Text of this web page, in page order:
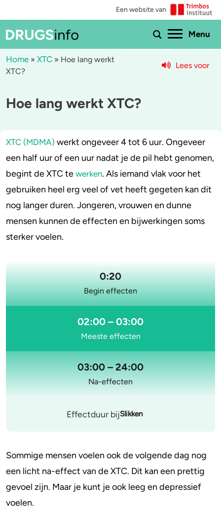
Een website van
Menu
Bekijk alle drugs
Cannabis
Cocaïne
Speed
GHB
Paddo’s en truffels
Ayahuasca
Benzodiazepines
Poppers
Zwangerschap
Drugs & de wet
Combinaties & medicijnen
Zorgen om iemand
Trends & Cijfers
Check je gebruik
Stel een vraag
Home » XTC » Hoe lang werkt
XTC?
Lees voor
Hoe lang werkt XTC?
XTC (MDMA) werkt ongeveer 4 tot 6 uur. Ongeveer
een half uur of een uur nadat je de pil hebt genomen,
begint de XTC te werken. Als iemand vlak voor het
gebruiken heel erg veel of vet heeft gegeten kan dit
nog langer duren. Jongeren, vrouwen en dunne
mensen kunnen de effecten en bijwerkingen soms
sterker voelen.
0:20
Begin effecten
02:00 – 03:00
Meeste effecten
03:00 – 24:00
Na-effecten
Effectduur bijSlikken
Sommige mensen voelen ook de volgende dag nog
een licht na-effect van de XTC. Dit kan een prettig
gevoel zijn. Maar je kunt je ook leeg en depressief
voelen.